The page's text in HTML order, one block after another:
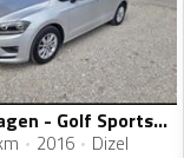
Volkswagen - Golf Sportsvan - 1.6
2016 Dizel